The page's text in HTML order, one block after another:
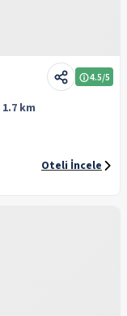
4.5/5
1.7 km
Oteli İncele